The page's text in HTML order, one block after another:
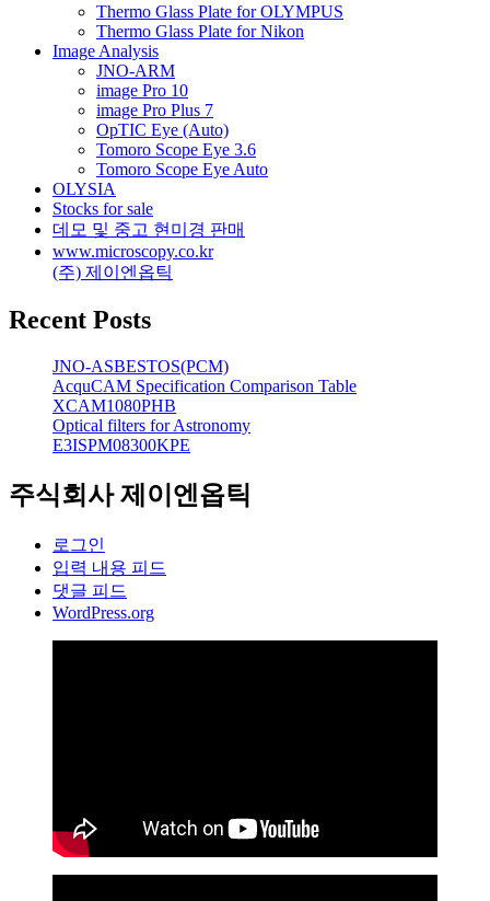
Thermo Glass Plate for OLYMPUS
Thermo Glass Plate for Nikon
Image Analysis
JNO-ARM
image Pro 10
image Pro Plus 7
OpTIC Eye (Auto)
Tomoro Scope Eye 3.6
Tomoro Scope Eye Auto
OLYSIA
Stocks for sale
데모 및 중고 현미경 판매
www.microscopy.co.kr
(주) 제이엔옵틱
Recent Posts
JNO-ASBESTOS(PCM)
AcquCAM Specification Comparison Table
XCAM1080PHB
Optical filters for Astronomy
E3ISPM08300KPE
주식회사 제이엔옵틱
로그인
입력 내용 피드
댓글 피드
WordPress.org